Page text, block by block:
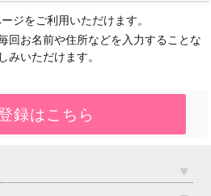
ジをご利用いただけます。
回お名前や住所などを入力することな
みいただけます。